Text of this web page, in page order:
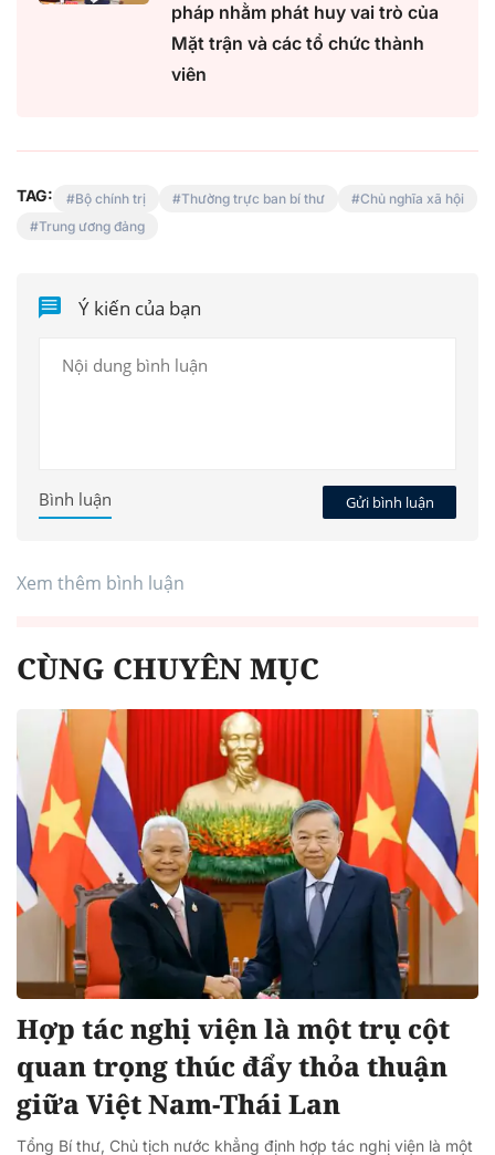
pháp nhằm phát huy vai trò của
Mặt trận và các tổ chức thành
viên
TAG: Bộ chính trị Thường trực ban bí thư
Chủ nghĩa xã hội
Trung ương đảng
Ý kiến của bạn
Gửi bình luận
Bình luận
Xem thêm bình luận
CÙNG CHUYÊN MỤC
Hợp tác nghị viện là một trụ cột
quan trọng thúc đẩy thỏa thuận
giữa Việt Nam-Thái Lan
Tổng Bí thư, Chủ tịch nước khẳng định hợp tác nghị viện là một